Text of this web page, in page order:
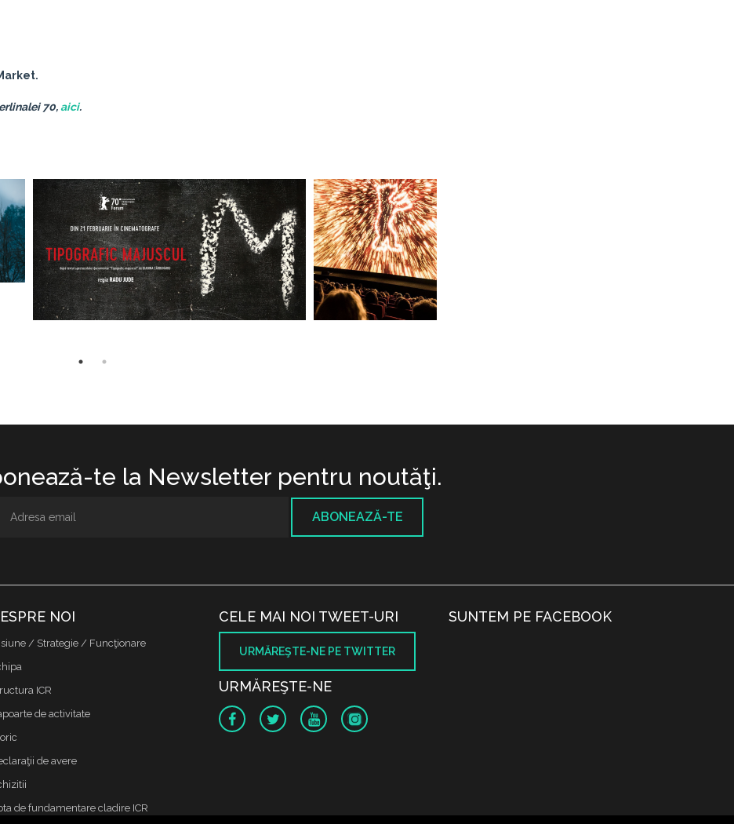
70,aici.
te la Newsletter pentru noutăţi.
ABONEAZĂ-TE
NOI
/ Strategie / Funcţionare
ICR
de activitate
de avere
de fundamentare cladire ICR
CELE MAI NOI TWEET-URI
URMĂREŞTE-NE PE TWITTER
URMĂREŞTE-NE
SUNTEM PE FACEBOOK